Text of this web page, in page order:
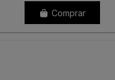
Comprar